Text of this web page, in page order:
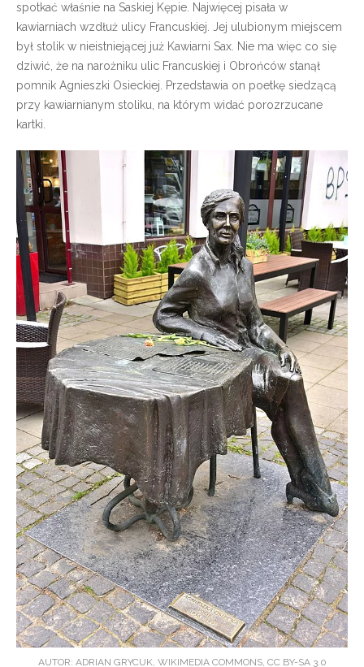
spotkać właśnie na Saskiej Kępie. Najwięcej pisała w
kawiarniach wzdłuż ulicy Francuskiej. Jej ulubionym miejscem
był stolik w nieistniejącej już Kawiarni Sax. Nie ma więc co się
dziwić, że na narożniku ulic Francuskiej i Obrońców stanął
pomnik Agnieszki Osieckiej. Przedstawia on poetkę siedzącą
przy kawiarnianym stoliku, na którym widać porozrzucane
kartki.
AUTOR: ADRIAN GRYCUK, WIKIMEDIA COMMONS, CC BY-SA 3.0